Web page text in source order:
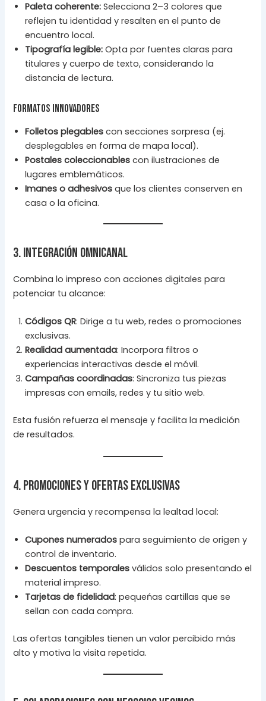
Paleta coherente: Selecciona 2–3 colores que
reflejen tu identidad y resalten en el punto de
encuentro local.
Tipografía legible: Opta por fuentes claras para
titulares y cuerpo de texto, considerando la
distancia de lectura.
Formatos innovadores
Folletos plegables con secciones sorpresa (ej.
desplegables en forma de mapa local).
Postales coleccionables con ilustraciones de
lugares emblemáticos.
Imanes o adhesivos que los clientes conserven en
casa o la oficina.
3. Integración omnicanal
Combina lo impreso con acciones digitales para
potenciar tu alcance:
Códigos QR: Dirige a tu web, redes o promociones
exclusivas.
Realidad aumentada: Incorpora filtros o
experiencias interactivas desde el móvil.
Campañas coordinadas: Sincroniza tus piezas
impresas con emails, redes y tu sitio web.
Esta fusión refuerza el mensaje y facilita la medición
de resultados.
4. Promociones y ofertas exclusivas
Genera urgencia y recompensa la lealtad local:
Cupones numerados para seguimiento de origen y
control de inventario.
Descuentos temporales válidos solo presentando el
material impreso.
Tarjetas de fidelidad: pequeńas cartillas que se
sellan con cada compra.
Las ofertas tangibles tienen un valor percibido más
alto y motiva la visita repetida.